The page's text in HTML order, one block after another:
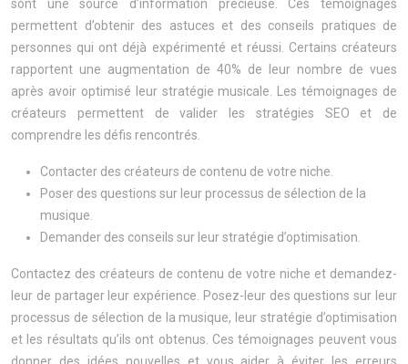
sont une source d’information précieuse. Ces témoignages
permettent d’obtenir des astuces et des conseils pratiques de
personnes qui ont déjà expérimenté et réussi. Certains créateurs
rapportent une augmentation de 40% de leur nombre de vues
après avoir optimisé leur stratégie musicale. Les témoignages de
créateurs permettent de valider les stratégies SEO et de
comprendre les défis rencontrés.
Contacter des créateurs de contenu de votre niche.
Poser des questions sur leur processus de sélection de la
musique.
Demander des conseils sur leur stratégie d’optimisation.
Contactez des créateurs de contenu de votre niche et demandez-
leur de partager leur expérience. Posez-leur des questions sur leur
processus de sélection de la musique, leur stratégie d’optimisation
et les résultats qu’ils ont obtenus. Ces témoignages peuvent vous